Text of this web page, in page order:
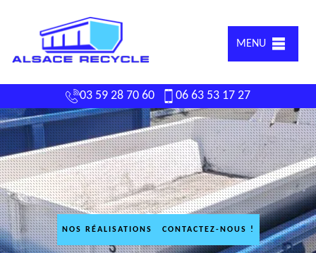
MENU
03 59 28 70 60 06 63 53 17 27
NOS RÉALISATIONS CONTACTEZ-NOUS !